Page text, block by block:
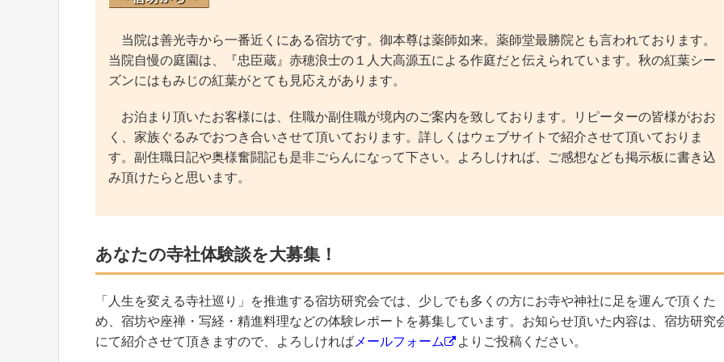
当院は善光寺から一番近くにある宿坊です。御本尊は薬師如来。薬師堂最勝院とも言われております。
当院自慢の庭園は、『忠臣蔵』赤穂浪士の１人大高源五による作庭だと伝えられています。秋の紅葉シー
ズンにはもみじの紅葉がとても見応えがあります。
お泊まり頂いたお客様には、住職か副住職が境内のご案内を致しております。リピーターの皆様がおお
く、家族ぐるみでおつき合いさせて頂いております。詳しくはウェブサイトで紹介させて頂いておりま
す。副住職日記や奥様奮闘記も是非ごらんになって下さい。よろしければ、ご感想なども掲示板に書き込
み頂けたらと思います。
あなたの寺社体験談を大募集！
「人生を変える寺社巡り」を推進する宿坊研究会では、少しでも多くの方にお寺や神社に足を運んで頂くた
め、宿坊や座禅・写経・精進料理などの体験レポートを募集しています。お知らせ頂いた内容は、宿坊研究
にて紹介させて頂きますので、よろしければ メールフォーム よりご投稿ください。